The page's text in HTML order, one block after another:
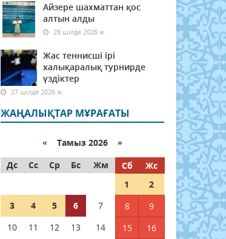
Айзере шахматтан қос
алтын алды
28 шілде 2026 ж.
Жас теннисші ірі
халықаралық турнирде
үздіктер
27 шілде 2026 ж.
ЖАҢАЛЫҚТАР МҰРАҒАТЫ
« Тамыз 2026 »
Дс
Сс Ср Бс Жм Сб
Жс
1
2
3
4 5 6 7 8
9
10
11 12 13 14 15
16